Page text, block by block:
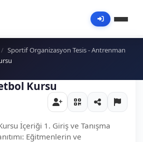
Sportif Organizasyon Tesis - Antrenman
Kursu
İçeriği 1. Giriş ve Tanışma
Eğitmenlerin ve